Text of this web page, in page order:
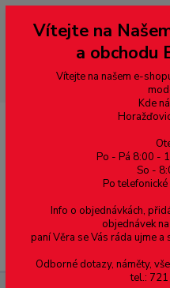
--- pro zákazníky ze Slovenska a
přepněte si e-shop na euro 💶
dobírky – pokud si z nějakého
domluvě zaslána znovu s
případě bude zrušena a účet
Vítejte na
a obchodu
Vítejte na našem e-
Kde
Po - Pá 8:00 -
So -
Po
Info o objednávkách,
objednávek
paní Věra se Vás ráda ujme
Odborné dotazy, náměty,
tel.: